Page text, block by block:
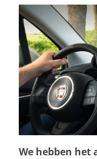
We hebben het